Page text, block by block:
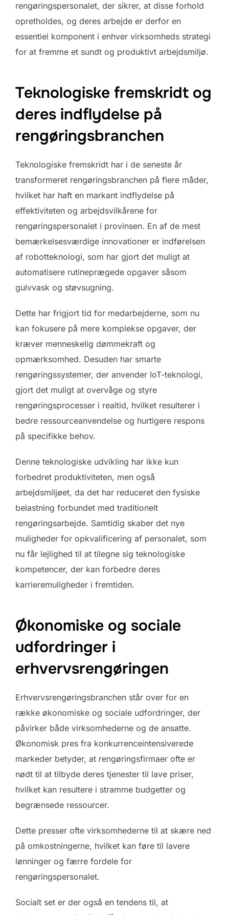
rengøringspersonalet, der sikrer, at disse forhold
opretholdes, og deres arbejde er derfor en
essentiel komponent i enhver virksomheds strategi
for at fremme et sundt og produktivt arbejdsmiljø.
Teknologiske fremskridt og
deres indflydelse på
rengøringsbranchen
Teknologiske fremskridt har i de seneste år
transformeret rengøringsbranchen på flere måder,
hvilket har haft en markant indflydelse på
effektiviteten og arbejdsvilkårene for
rengøringspersonalet i provinsen. En af de mest
bemærkelsesværdige innovationer er indførelsen
af robotteknologi, som har gjort det muligt at
automatisere rutineprægede opgaver såsom
gulvvask og støvsugning.
Dette har frigjort tid for medarbejderne, som nu
kan fokusere på mere komplekse opgaver, der
kræver menneskelig dømmekraft og
opmærksomhed. Desuden har smarte
rengøringssystemer, der anvender IoT-teknologi,
gjort det muligt at overvåge og styre
rengøringsprocesser i realtid, hvilket resulterer i
bedre ressourceanvendelse og hurtigere respons
på specifikke behov.
Denne teknologiske udvikling har ikke kun
forbedret produktiviteten, men også
arbejdsmiljøet, da det har reduceret den fysiske
belastning forbundet med traditionelt
rengøringsarbejde. Samtidig skaber det nye
muligheder for opkvalificering af personalet, som
nu får lejlighed til at tilegne sig teknologiske
kompetencer, der kan forbedre deres
karrieremuligheder i fremtiden.
Økonomiske og sociale
udfordringer i
erhvervsrengøringen
Erhvervsrengøringsbranchen står over for en
række økonomiske og sociale udfordringer, der
påvirker både virksomhederne og de ansatte.
Økonomisk pres fra konkurrenceintensiverede
markeder betyder, at rengøringsfirmaer ofte er
nødt til at tilbyde deres tjenester til lave priser,
hvilket kan resultere i stramme budgetter og
begrænsede ressourcer.
Dette presser ofte virksomhederne til at skære ned
på omkostningerne, hvilket kan føre til lavere
lønninger og færre fordele for
rengøringspersonalet.
Socialt set er der også en tendens til, at